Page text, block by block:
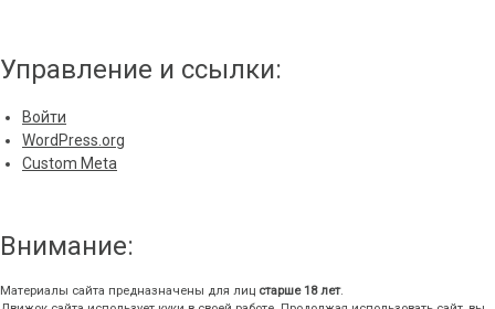
Управление и ссылки:
Войти
WordPress.org
Custom Meta
Внимание:
Материалы сайта предназначены для лиц старше 18 лет.